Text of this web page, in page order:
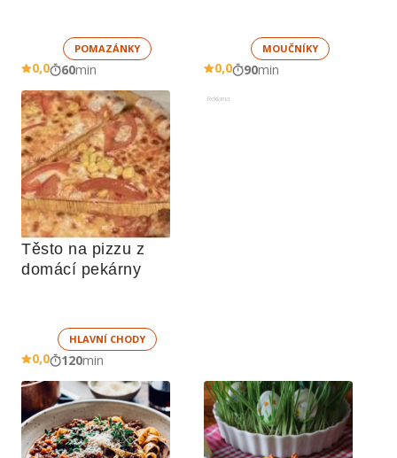
POMAZÁNKY
0,0 60min
MOUČNÍKY
0,0 90min
Těsto na pizzu z
domácí pekárny
HLAVNÍ CHODY
0,0 120min
Reklama